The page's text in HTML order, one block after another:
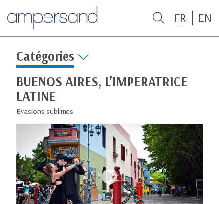
FR EN
Catégories
BUENOS AIRES, L'IMPERATRICE
LATINE
Evasions sublimes